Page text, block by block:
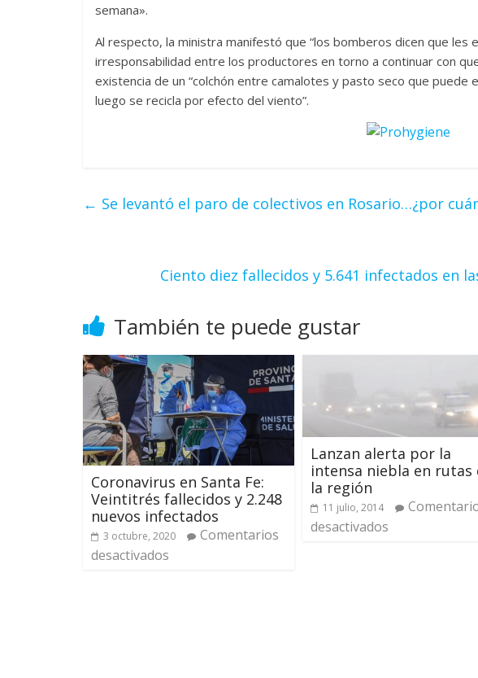
semana».
Al respecto, la ministra manifestó que “los bomberos dicen que les
irresponsabilidad entre los productores en torno a continuar con
existencia de un “colchón entre camalotes y pasto seco que
luego se recicla por efecto del viento”.
← Se levantó el paro de colectivos en Rosario…¿por
Ciento diez fallecidos y 5.641 infectados en
También te puede gustar
Coronavirus en Santa Fe:
Veintitrés fallecidos y 2.248
nuevos infectados
3 octubre, 2020
Comentarios
desactivados
Lanzan alerta por la
intensa niebla en rutas
la región
11 julio, 2014
desactivados